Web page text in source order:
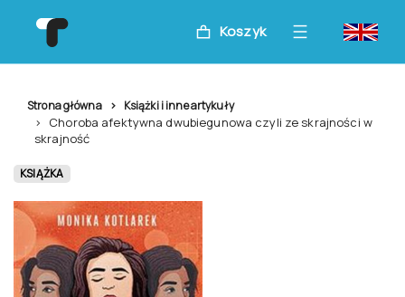
Koszyk
Strona główna Książki i inne artykuły
Choroba afektywna dwubiegunowa czyli ze skrajności w
skrajność
KSIĄŻKA